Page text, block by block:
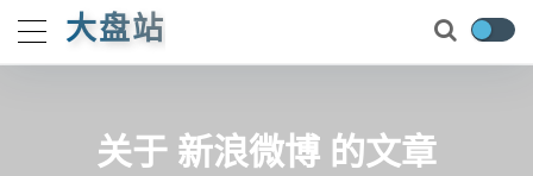
大盘站
关于 新浪微博 的文章